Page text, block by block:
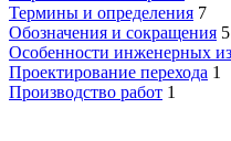
Термины и определения 7
Обозначения и сокращения 5
Особенности инженерных
Проектирование перехода 1
Производство работ 1